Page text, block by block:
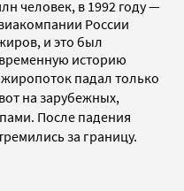
человек, в 1992 году —
России
и это был
историю
падал только
на зарубежных,
После падения
за границу.